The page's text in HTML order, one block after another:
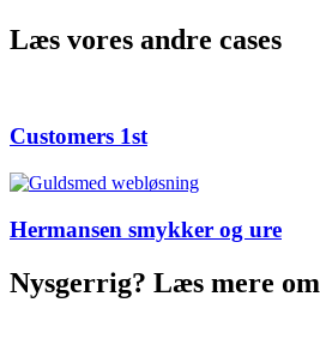
Læs vores andre cases
Customers 1st
Hermansen smykker og ure
Nysgerrig? Læs mere om